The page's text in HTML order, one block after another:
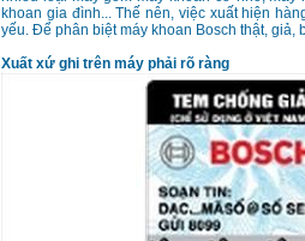
khoan gia đình... Thế nên, việc xuất hiện
yếu. Để phân biệt máy khoan Bosch thật, giả,
Xuất xứ ghi trên máy phải rõ ràng